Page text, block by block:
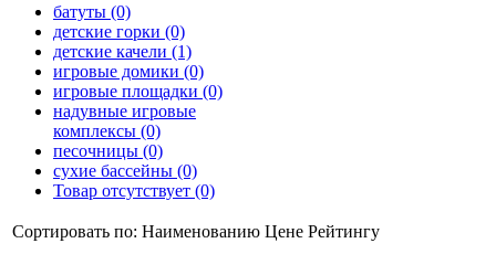
батуты (0)
детские горки (0)
детские качели (1)
игровые домики (0)
игровые площадки (0)
надувные игровые
комплексы (0)
песочницы (0)
сухие бассейны (0)
Товар отсутствует (0)
Сортировать по: Наименованию Цене Рейтингу